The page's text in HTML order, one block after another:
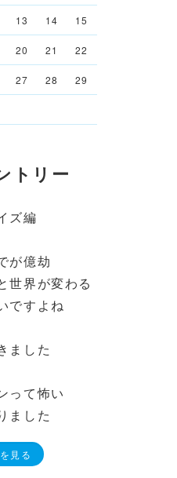
13 14 15
20 21 22
27 28 29
トリー
ズ編
が億劫
世界が変わる
ですよね
ました
って怖い
ました
見る